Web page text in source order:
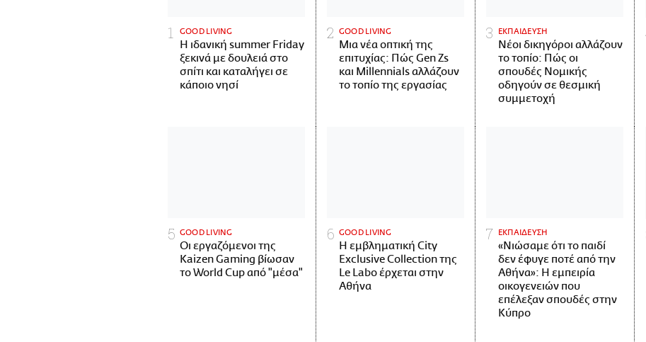
GOOD LIVING
Η ιδανική summer Friday
ξεκινά με δουλειά στο
σπίτι και καταλήγει σε
κάποιο νησί
GOOD LIVING
Μια νέα οπτική της
επιτυχίας: Πώς Gen Zs
και Millennials αλλάζουν
το τοπίο της εργασίας
ΕΚΠΑΙΔΕΥΣΗ
Νέοι δικηγόροι αλλάζουν
το τοπίο: Πώς οι
σπουδές Νομικής
οδηγούν σε θεσμική
συμμετοχή
GOOD LIVING
Οι εργαζόμενοι της
Kaizen Gaming βίωσαν
το World Cup από "μέσα"
GOOD LIVING
Η εμβληματική City
Exclusive Collection της
Le Labo έρχεται στην
Αθήνα
ΕΚΠΑΙΔΕΥΣΗ
«Νιώσαμε ότι το παιδί
δεν έφυγε ποτέ από την
Αθήνα»: Η εμπειρία
οικογενειών που
επέλεξαν σπουδές στην
Κύπρο